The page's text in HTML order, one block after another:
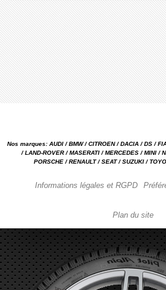
Nos marques: AUDI / BMW / CITROEN / DACIA / DS /
/ LAND-ROVER / MASERATI / MERCEDES / MINI /
PORSCHE / RENAULT / SEAT / SUZUKI /
Informations légales et RGPD
Plan du site
Garage automobile Reparation, entretien,